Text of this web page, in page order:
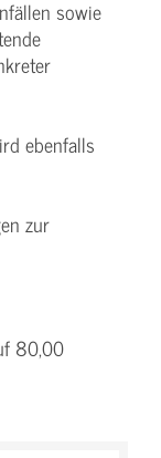
sowie
ebenfalls
zur
80,00